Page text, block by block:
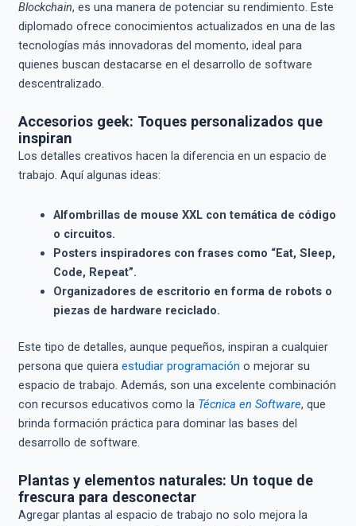
Blockchain, es una manera de potenciar su rendimiento. Este
diplomado ofrece conocimientos actualizados en una de las
tecnologías más innovadoras del momento, ideal para
quienes buscan destacarse en el desarrollo de software
descentralizado.
Accesorios geek: Toques personalizados que
inspiran
Los detalles creativos hacen la diferencia en un espacio de
trabajo. Aquí algunas ideas:
Alfombrillas de mouse XXL con temática de código
o circuitos.
Posters inspiradores con frases como “Eat, Sleep,
Code, Repeat”.
Organizadores de escritorio en forma de robots o
piezas de hardware reciclado.
Este tipo de detalles, aunque pequeños, inspiran a cualquier
persona que quiera estudiar programación o mejorar su
espacio de trabajo. Además, son una excelente combinación
con recursos educativos como la Técnica en Software, que
brinda formación práctica para dominar las bases del
desarrollo de software.
Plantas y elementos naturales: Un toque de
frescura para desconectar
Agregar plantas al espacio de trabajo no solo mejora la